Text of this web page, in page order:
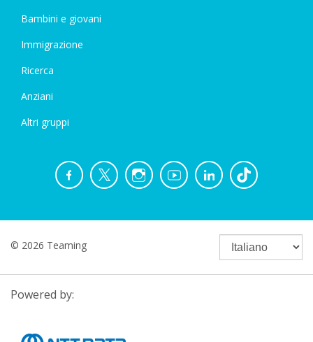
Bambini e giovani
Immigrazione
Ricerca
Anziani
Altri gruppi
© 2026 Teaming
Powered by: